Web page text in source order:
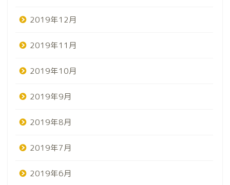
2019年12月
2019年11月
2019年10月
2019年9月
2019年8月
2019年7月
2019年6月